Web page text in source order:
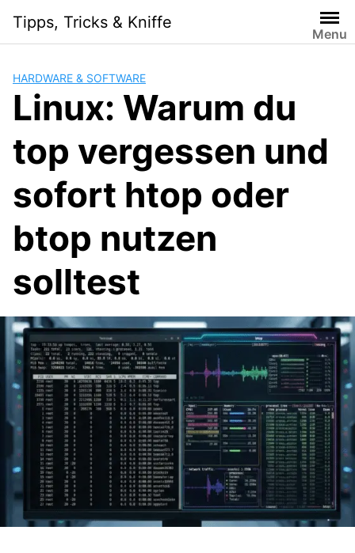
content
Tipps, Tricks & Kniffe
Menu
HARDWARE & SOFTWARE
Linux: Warum du
top vergessen und
sofort htop oder
btop nutzen
solltest